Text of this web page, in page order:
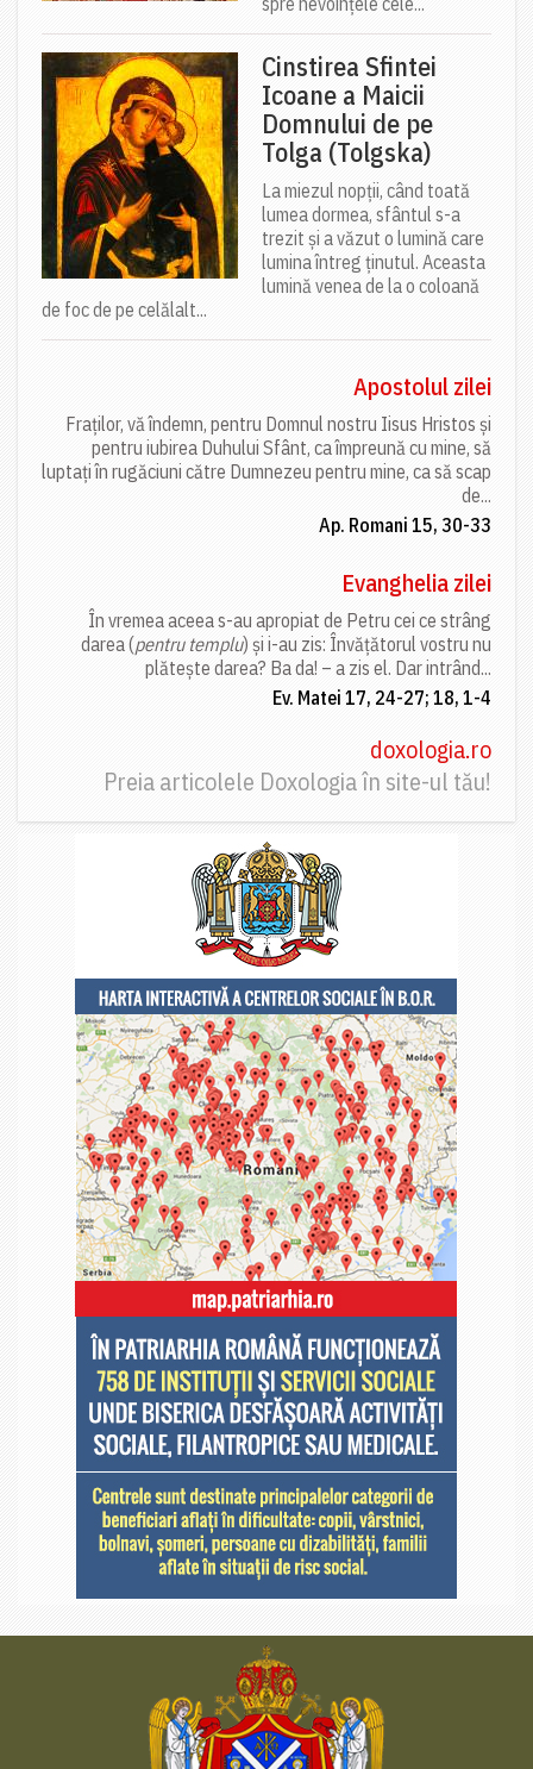
Cinstirea Sfintei
Icoane a Maicii
Domnului de pe
Tolga (Tolgska)
La miezul nopții, când toată
lumea dormea, sfântul s-a
trezit și a văzut o lumină care
lumina întreg ținutul. Aceasta
lumină venea de la o coloană
de foc de pe celălalt...
Apostolul zilei
Fraților, vă îndemn, pentru Domnul nostru Iisus Hristos și
pentru iubirea Duhului Sfânt, ca împreună cu mine, să
luptați în rugăciuni către Dumnezeu pentru mine, ca să scap
de...
Ap. Romani 15, 30-33
Evanghelia zilei
În vremea aceea s-au apropiat de Petru cei ce strâng
darea (pentru templu) și i-au zis: Învățătorul vostru nu
plătește darea? Ba da! – a zis el. Dar intrând...
Ev. Matei 17, 24-27; 18, 1-4
doxologia.ro
Preia articolele Doxologia în site-ul tău!